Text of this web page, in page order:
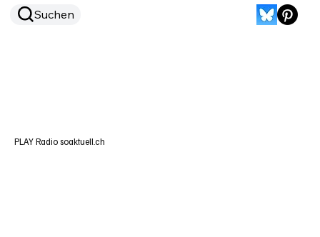
Suchen
PLAY Radio soaktuell.ch